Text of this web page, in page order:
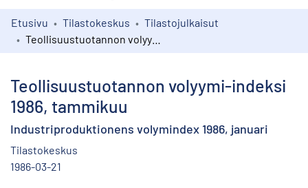
Kokoelmat
Etusivu Tilastokeskus
Tilastojulkaisut
Teollisuustuotannon volyymi-indeksi
1986, tammikuu
Industriproduktionens volymindex 1986, januari
Tilastokeskus
1986-03-21